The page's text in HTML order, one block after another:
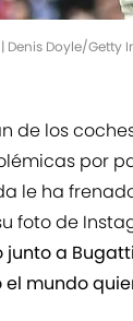
Denis Doyle/Getty
de los
por
le ha
foto de
a
el mundo